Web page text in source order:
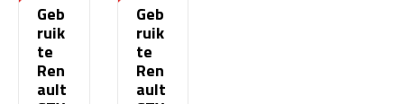
Geb
ruik
te
Ren
ault
Geb
ruik
te
Ren
ault